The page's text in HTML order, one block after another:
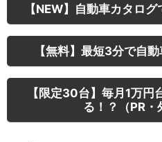
【NEW】自動車カタロ
【無料】最短3分で自
【限定30台】毎月1万円
る！？（PR・